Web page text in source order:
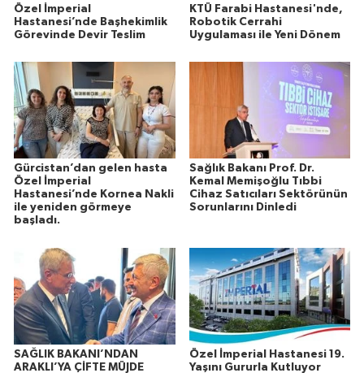
Özel İmperial
Hastanesi’nde Başhekimlik
Görevinde Devir Teslim
KTÜ Farabi Hastanesi'nde,
Robotik Cerrahi
Uygulaması ile Yeni Dönem
Gürcistan’dan gelen hasta
Özel İmperial
Hastanesi’nde Kornea Nakli
ile yeniden görmeye
başladı.
Sağlık Bakanı Prof. Dr.
Kemal Memişoğlu Tıbbi
Cihaz Satıcıları Sektörünün
Sorunlarını Dinledi
SAĞLIK BAKANI’NDAN
ARAKLI’YA ÇİFTE MÜJDE
Özel İmperial Hastanesi 19.
Yaşını Gururla Kutluyor